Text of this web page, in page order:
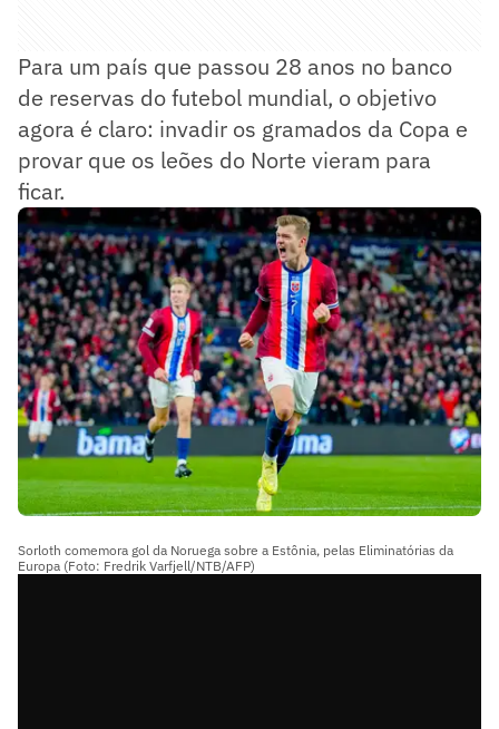
Para um país que passou 28 anos no banco
de reservas do futebol mundial, o objetivo
agora é claro: invadir os gramados da Copa e
provar que os leões do Norte vieram para
ficar.
Sorloth comemora gol da Noruega sobre a Estônia, pelas Eliminatórias da
Europa (Foto: Fredrik Varfjell/NTB/AFP)